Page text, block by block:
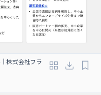
株式会社フラ